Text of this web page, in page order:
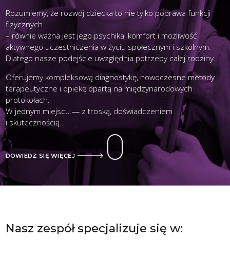
Rozumiemy, że rozwój dziecka to nie tylko poprawa funkcji
fizycznych
– równie ważna jest jego psychika, komfort i możliwość
aktywnego uczestniczenia w życiu społecznym i szkolnym.
Dlatego nasze podejście uwzględnia potrzeby całej rodziny.
Oferujemy kompleksową diagnostykę, nowoczesne metody
terapeutyczne i opiekę opartą na międzynarodowych
protokołach.
W jednym miejscu — z troską, doświadczeniem
i skutecznością.
DOWIEDZ SIĘ WIĘCEJ
Nasz zespół specjalizuje się w: